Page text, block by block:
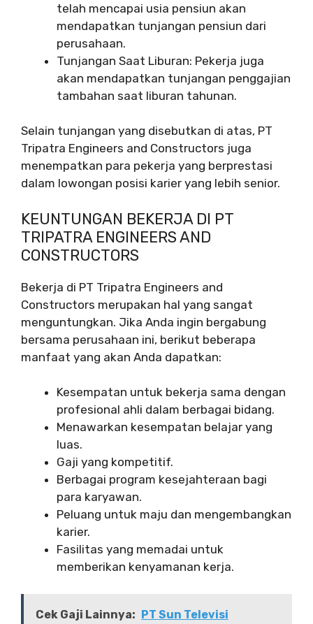
telah mencapai usia pensiun akan
mendapatkan tunjangan pensiun dari
perusahaan.
Tunjangan Saat Liburan: Pekerja juga
akan mendapatkan tunjangan penggajian
tambahan saat liburan tahunan.
Selain tunjangan yang disebutkan di atas, PT
Tripatra Engineers and Constructors juga
menempatkan para pekerja yang berprestasi
dalam lowongan posisi karier yang lebih senior.
KEUNTUNGAN BEKERJA DI PT
TRIPATRA ENGINEERS AND
CONSTRUCTORS
Bekerja di PT Tripatra Engineers and
Constructors merupakan hal yang sangat
menguntungkan. Jika Anda ingin bergabung
bersama perusahaan ini, berikut beberapa
manfaat yang akan Anda dapatkan:
Kesempatan untuk bekerja sama dengan
profesional ahli dalam berbagai bidang.
Menawarkan kesempatan belajar yang
luas.
Gaji yang kompetitif.
Berbagai program kesejahteraan bagi
para karyawan.
Peluang untuk maju dan mengembangkan
karier.
Fasilitas yang memadai untuk
memberikan kenyamanan kerja.
Cek Gaji Lainnya: PT Sun Televisi